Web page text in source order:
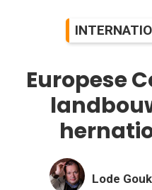
Europese
Lode